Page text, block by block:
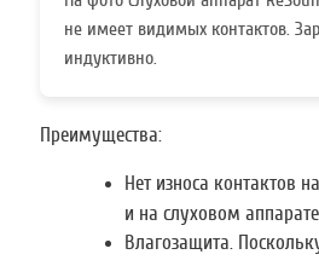
не имеет видимых контактов.
индуктивно.
Преимущества:
Нет износа контактов
и на слуховом аппарате.
Влагозащита.